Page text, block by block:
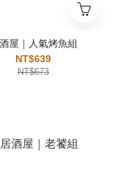
屋｜人氣烤魚組
NT$639
NT$673